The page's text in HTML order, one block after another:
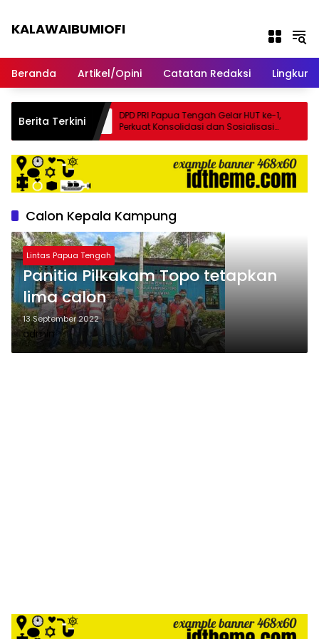
KALAWAIBUMIOFI
Beranda
Artikel/Opini Catatan Redaksi
Berita Terkini
Papua
DPD PRI Papua Tengah Gelar HUT ke-1,
Perkuat Konsolidasi dan Sosialisasi
Partai di Nabire
Calon Kepala Kampung
Lintas Papua Tengah
Panitia Pilkakam Topo tetapkan
lima calon
13 September 2022
admin